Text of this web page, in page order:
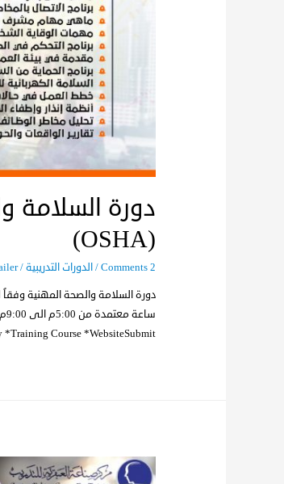
دورة السلامة
(OSHA)
2 Comments
/الدورات التدريبية/ By
Course *WebsiteSubmit